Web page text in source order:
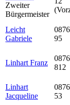
Zweiter
Bürgermeister
Leicht
Gabriele
95
Linhart Franz
812
Linhart
Jacqueline
53